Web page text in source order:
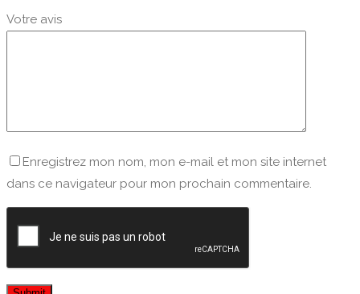
Votre avis
Enregistrez mon nom, mon e-mail et mon site internet
dans ce navigateur pour mon prochain commentaire.